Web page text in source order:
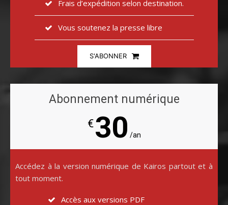
Frais d’expédition selon destination.
Vous soutenez la presse libre
S'ABONNER
Abonnement numérique
€30 /an
Accédez à la version numérique de Kairos partout et à
tout moment.
Accès aux versions PDF